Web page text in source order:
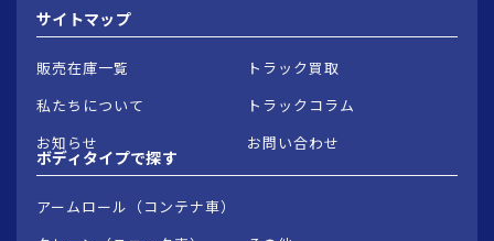
サイトマップ
販売在庫一覧
トラック買取
私たちについて
トラックコラム
お知らせ
お問い合わせ
ボディタイプで探す
アームロール（コンテナ車）